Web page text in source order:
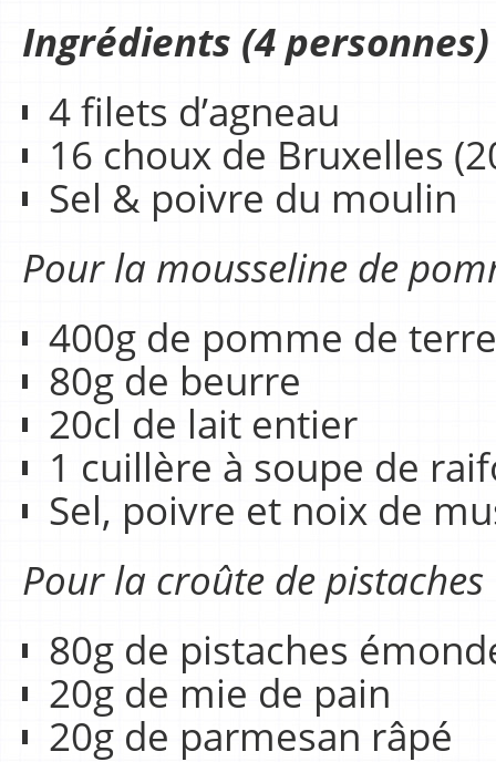
Ingrédients (4 personnes)
4 filets d’agneau
16 choux de Bruxelles
Sel & poivre du moulin
Pour la mousseline de
400g de pomme de
80g de beurre
20cl de lait entier
1 cuillère à soupe de
Sel, poivre et noix de
Pour la croûte de pistaches
80g de pistaches
20g de mie de pain
20g de parmesan râpé